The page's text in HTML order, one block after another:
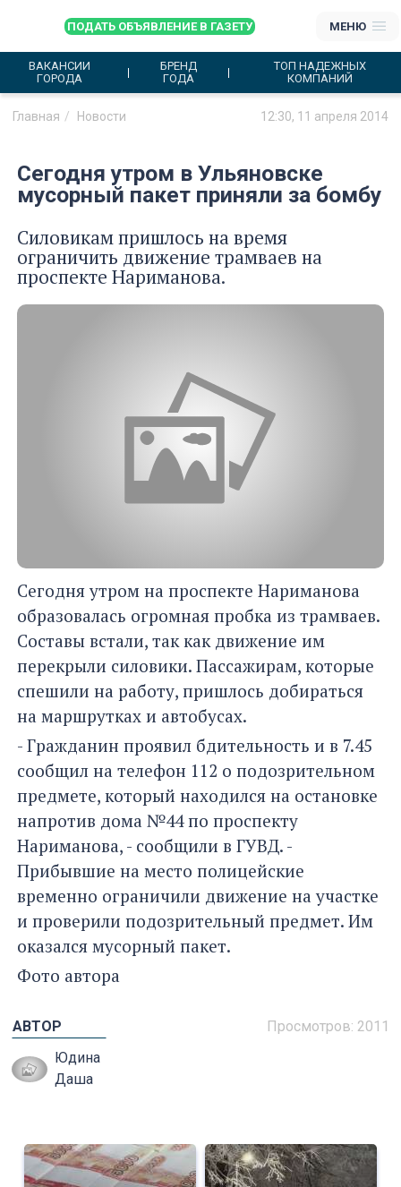
ПОДАТЬ ОБЪЯВЛЕНИЕ В ГАЗЕТУ МЕНЮ
ВАКАНСИИ
ГОРОДА
БРЕНД
ГОДА
ТОП НАДЕЖНЫХ
КОМПАНИЙ
Главная Новости 12:30, 11 апреля 2014
Сегодня утром в Ульяновске
мусорный пакет приняли за бомбу
Силовикам пришлось на время
ограничить движение трамваев на
проспекте Нариманова.
Сегодня утром на проспекте Нариманова
образовалась огромная пробка из трамваев.
Составы встали, так как движение им
перекрыли силовики. Пассажирам, которые
спешили на работу, пришлось добираться
на маршрутках и автобусах.
- Гражданин проявил бдительность и в 7.45
сообщил на телефон 112 о подозрительном
предмете, который находился на остановке
напротив дома №44 по проспекту
Нариманова, - сообщили в ГУВД. -
Прибывшие на место полицейские
временно ограничили движение на участке
и проверили подозрительный предмет. Им
оказался мусорный пакет.
Фото автора
Просмотров: 2011
АВТОР
Юдина
Даша